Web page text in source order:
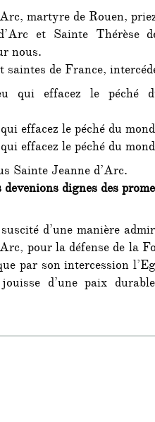
martyre de Rouen,
et Sainte Thérèse
nous.
saintes de France,
qui effacez le péché
effacez le péché du
effacez le péché du
Sainte Jeanne d’Arc.
dignes des
d’une manière
pour la défense de la
par son intercession
d’une paix